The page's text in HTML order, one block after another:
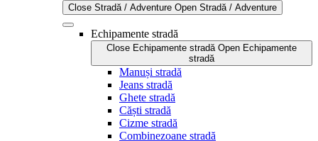
Close Stradă / Adventure Open Stradă / Adventure
Echipamente stradă
Close Echipamente stradă Open Echipamente
stradă
Manuși stradă
Jeans stradă
Ghete stradă
Căști stradă
Cizme stradă
Combinezoane stradă